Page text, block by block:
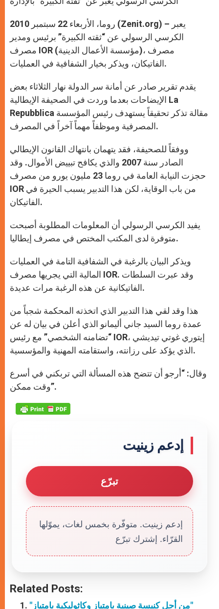
p e k
روما، الأربعاء 22 سبتمبر 2010 (Zenit.org) – يعبر
الكرسي الرسولي عن “ثقته الكبيرة” برئيس ومدير
مصرف IOR (مؤسسة الأعمال الدينية)، مصرف
الفاتيكان، ويذكر بخيار الشفافية في العمليات.
يقدم تقرير صادر عن أمانة سر الدولة نهار الثلاثاء بعض
الإيضاحات بعدما وردت في الصحيفة الإيطالية La
Repubblica مقالة تذكر تحقيقاً يستهدف رئيس المؤسسة
المصرفية وموظفاً مهماً آخراً في المصرف.
ووفقاً للصحيفة، فقد يتهمان بانتهاك القانون الإيطالي
الصادر سنة 2007 والذي يكافح تبييض الأموال. وقد
حجزت النيابة العامة في روما 23 مليون يورو من مصرف
IOR من باب الوقاية، لكن هذا التدبير يسبب الحيرة في
الفاتيكان.
يفيد الكرسي الرسولي أن المعلومات المطلوبة أصبحت
متوفرة لدى المكتب المختص في مصرف إيطاليا.
ويذكر البيان بالرغبة في الشفافية التامة في العمليات
المالية التي يجريها مصرف IOR. وقد عبرت السلطات
الفاتيكانية عن هذه الرغبة مرات عديدة.
هذا وقد لقي هذا التدبير الذي اتخذته المحكمة شجباً من
عمدة روما السيد جاني أليمانو الذي أعلن في بيان له عن
“تضامنه الشخصي” مع رئيس IOR، إيتوري غوتي تيديشي
الذي يؤكد على رزانته، واستقامته المهنية والمؤسسية.
وقال: “أرجو أن تتضح هذه المسألة التي تربكني في أسرع
وقت ممكن”.
إدعم زينيت
تبرّع
إدعم زينيت. متوفّرة بخمس لغات، يموّلها
القرّاء. إشترك تبرّع
Related Posts:
"من أجل كنيسة صينية بامتياز وكاثوليكية بامتياز"